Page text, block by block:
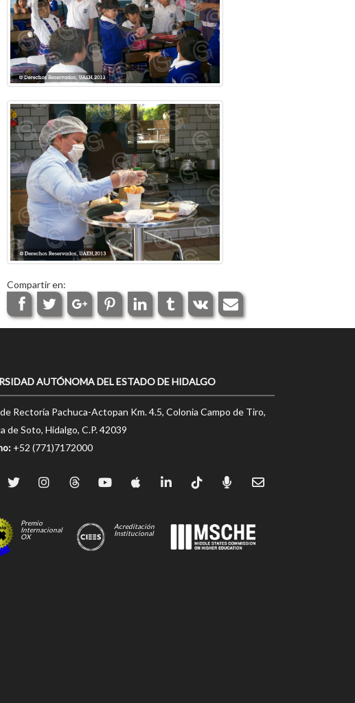
Compartir en:
AUTÓNOMA DEL ESTADO DE HIDALGO
Rectoría Pachuca-Actopan Km. 4.5, Colonia Campo de Tiro,
de Soto, Hidalgo, C.P. 42039
+52 (771)7172000
Premio
Internacional
OX
Acreditación
Institucional